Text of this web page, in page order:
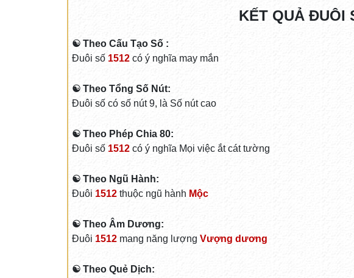
KẾT QUẢ ĐUÔI
☯ Theo Cấu Tạo Số :
Đuôi số 1512có ý nghĩa may mắn
☯ Theo Tổng Số Nút:
Đuôi số có số nút 9, là Số nút cao
☯ Theo Phép Chia 80:
Đuôi số 1512có ý nghĩa Mọi việc ắt cát tường
☯ Theo Ngũ Hành:
Đuôi 1512thuộc ngũ hành Mộc
☯ Theo Âm Dương:
Đuôi 1512mang năng lượng Vượng dương
☯ Theo Quẻ Dịch: